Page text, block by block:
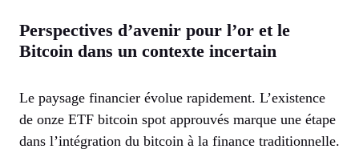
Perspectives d’avenir pour l’or et le
Bitcoin dans un contexte incertain
Le paysage financier évolue rapidement. L’existence
de onze ETF bitcoin spot approuvés marque une étape
dans l’intégration du bitcoin à la finance traditionnelle.